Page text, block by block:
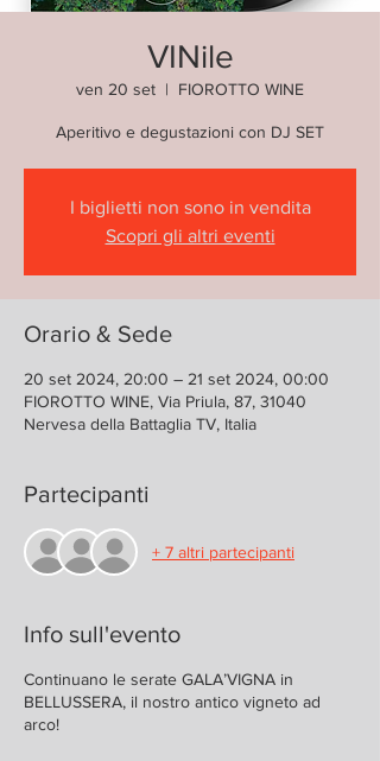
VINile
ven 20 set
  |
FIOROTTO WINE
Aperitivo e degustazioni con DJ SET
I biglietti non sono in vendita
Scopri gli altri eventi
Orario & Sede
20 set 2024, 20:00 – 21 set 2024, 00:00
FIOROTTO WINE, Via Priula, 87, 31040
Nervesa della Battaglia TV, Italia
Partecipanti
+ 7 altri partecipanti
Info sull'evento
Continuano le serate GALA’VIGNA in
BELLUSSERA, il nostro antico vigneto ad
arco!